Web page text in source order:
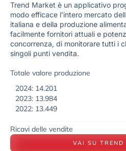
Trend Market è un applicativo
modo efficace l’intero mercato
italiana e della produzione
facilmente fornitori attuali e
concorrenza, di monitorare tutti i
singoli punti vendita.
Totale valore produzione
2024: 14.201
2023: 13.984
2022: 13.449
Ricavi delle vendite
VAI SU TREND